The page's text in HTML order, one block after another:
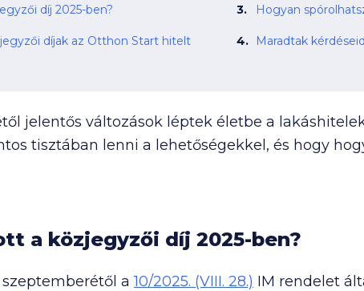
díj 2025-ben?
díjak az Otthon Start hitelt
Hogyan
Maradtak
jelentős változások léptek életbe a
tisztában lenni a lehetőségekkel, és hogy
a közjegyzői díj 2025-ben?
szeptemberétől a10/2025. (VIII. 28.) IM rendelet